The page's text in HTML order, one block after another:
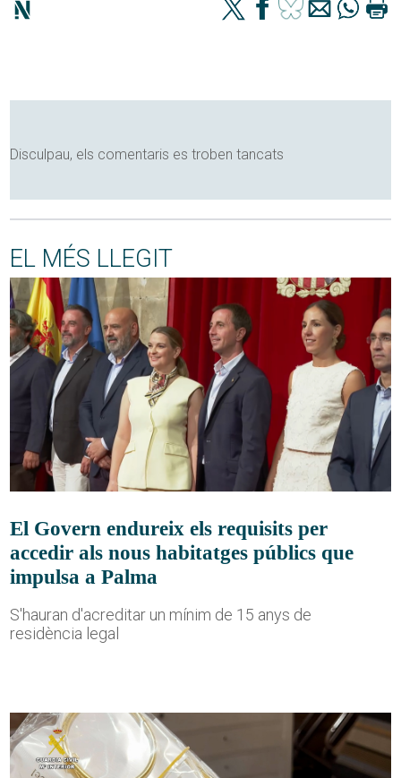
Disculpau, els comentaris es troben tancats
EL MÉS LLEGIT
El Govern endureix els requisits per
accedir als nous habitatges públics que
impulsa a Palma
S'hauran d'acreditar un mínim de 15 anys de
residència legal